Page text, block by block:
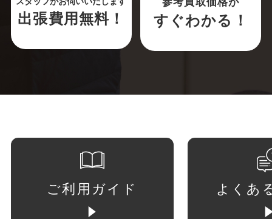
出張費用無料！ すぐわかる！
ご利用ガイド よくあ